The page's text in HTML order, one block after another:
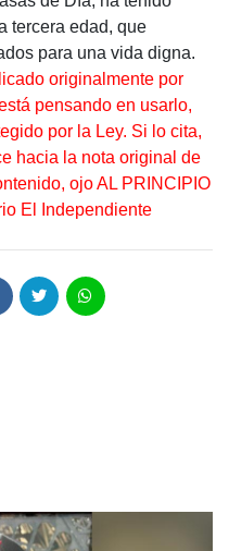
tercera edad, que
para una vida digna.
originalmente por
pensando en usarlo,
por la Ley. Si lo cita,
hacia la nota original de
ojo AL PRINCIPIO
El Independiente